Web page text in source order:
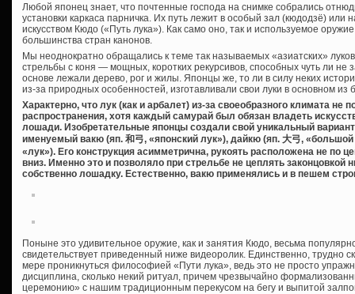
Любой японец знает, что почтенные господа на снимке собрались
установки каркаса парничка. Их путь лежит в особый зал (кюдодзё)
искусством Кюдо («Путь лука»). Как само оно, так и используемое
большинства стран канонов.
Мы неоднократно обращались к теме так называемых «азиатских»
стрельбы с коня — мощных, коротких рекурсивов, способных чуть ли не
основе лежали дерево, рог и жилы. Японцы же, то ли в силу неких
из-за природных особенностей, изготавливали свои луки в основном из
Характерно, что лук (как и арбалет) из-за своеобразного климата не
распространения, хотя каждый самурай был обязан владеть
лошади. Изобретательные японцы создали свой уникальный
именуемый вакю (яп. 和弓, «японский лук»), дайкю (яп. 大弓,
«лук»). Его конструкция асимметрична, рукоять расположена не по
вниз. Именно это и позволяло при стрельбе не цеплять законцовкой
собственно лошадку. Естественно, вакю применялись и в пешем
Поныне это удивительное оружие, как и занятия Кюдо, весьма
свидетельствует приведенный ниже видеоролик. Единственно, трудно
мере проникнуться философией «Пути лука», ведь это не просто
дисциплина, сколько некий ритуал, причем чрезвычайно
церемонию» с нашим традиционным перекусом на бегу и выпитой